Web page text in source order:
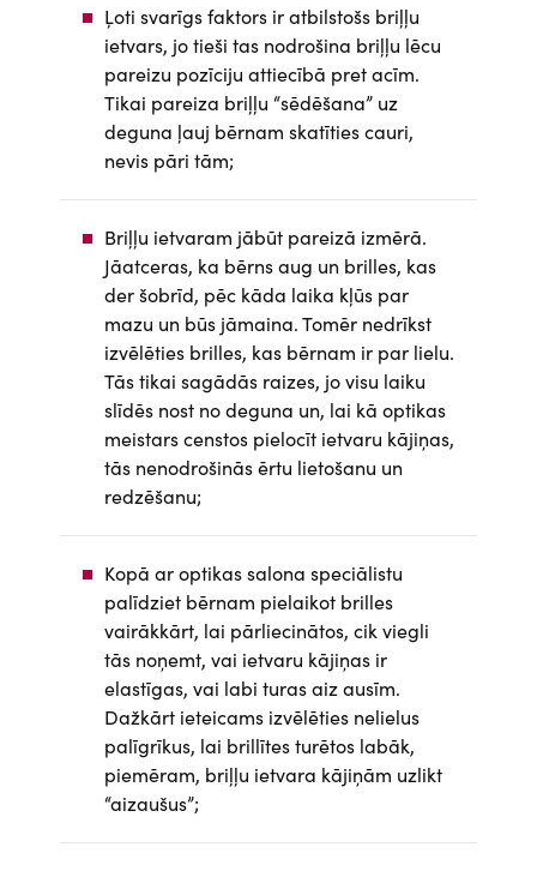
Ļoti svarīgs faktors ir atbilstošs briļļu
ietvars, jo tieši tas nodrošina briļļu lēcu
pareizu pozīciju attiecībā pret acīm.
Tikai pareiza briļļu “sēdēšana” uz
deguna ļauj bērnam skatīties cauri,
nevis pāri tām;
Briļļu ietvaram jābūt pareizā izmērā.
Jāatceras, ka bērns aug un brilles, kas
der šobrīd, pēc kāda laika kļūs par
mazu un būs jāmaina. Tomēr nedrīkst
izvēlēties brilles, kas bērnam ir par lielu.
Tās tikai sagādās raizes, jo visu laiku
slīdēs nost no deguna un, lai kā optikas
meistars censtos pielocīt ietvaru kājiņas,
tās nenodrošinās ērtu lietošanu un
redzēšanu;
Kopā ar optikas salona speciālistu
palīdziet bērnam pielaikot brilles
vairākkārt, lai pārliecinātos, cik viegli
tās noņemt, vai ietvaru kājiņas ir
elastīgas, vai labi turas aiz ausīm.
Dažkārt ieteicams izvēlēties nelielus
palīgrīkus, lai brillītes turētos labāk,
piemēram, briļļu ietvara kājiņām uzlikt
“aizaušus”;